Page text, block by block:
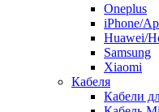
Oneplus
iPhone/
Huawei/
Samsung
Xiaomi
Кабеля
Кабели